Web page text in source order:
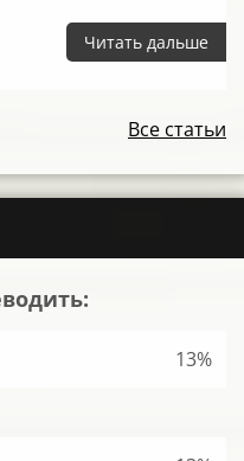
Читать дальше
Все статьи
13%